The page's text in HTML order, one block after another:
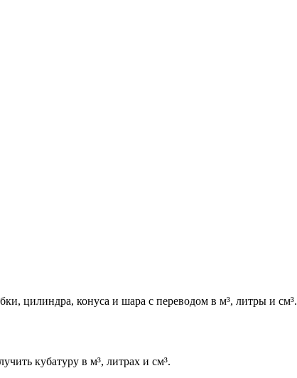
цилиндра, конуса и шара с переводом в м³, литры и см³.
кубатуру в м³, литрах и см³.